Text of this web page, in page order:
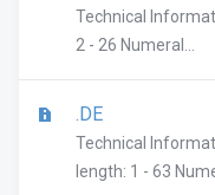
Technical
2 - 26 Numeral...
.DE
Technical
length: 1 - 63